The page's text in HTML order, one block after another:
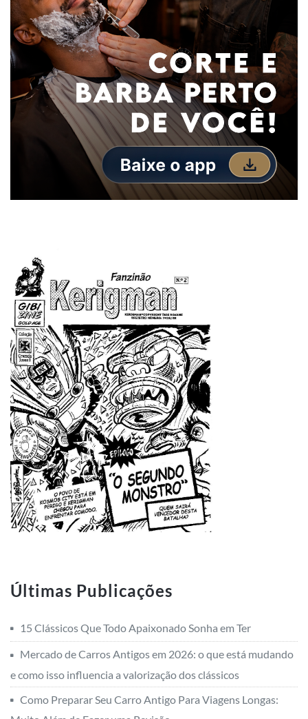
Últimas Publicações
15 Clássicos Que Todo Apaixonado Sonha em Ter
Mercado de Carros Antigos em 2026: o que está mudando
e como isso influencia a valorização dos clássicos
Como Preparar Seu Carro Antigo Para Viagens Longas: